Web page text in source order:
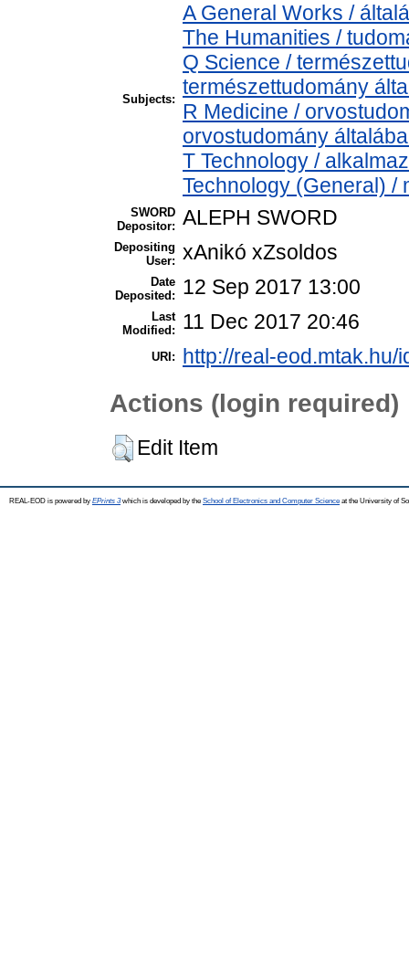
Subjects:
A General Works /
The Humanities /
Q Science /
természettudomány
R Medicine /
orvostudomány
T Technology /
Technology (General) /
SWORD
Depositor: ALEPH SWORD
Depositing
User: xAnikó xZsoldos
Date
Deposited:
12 Sep 2017 13:00
Last
Modified:
11 Dec 2017 20:46
URI: http://real-eod.mtak.hu/
Actions (login required)
Edit Item
REAL-EOD is powered by EPrints 3which is developed by the School of Electronics and Computer Science at the University of